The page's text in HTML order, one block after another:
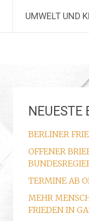
UMWELT UND
NEUESTE
BERLINER
OFFENER
TERMINE AB
MEHR
FRIEDEN IN